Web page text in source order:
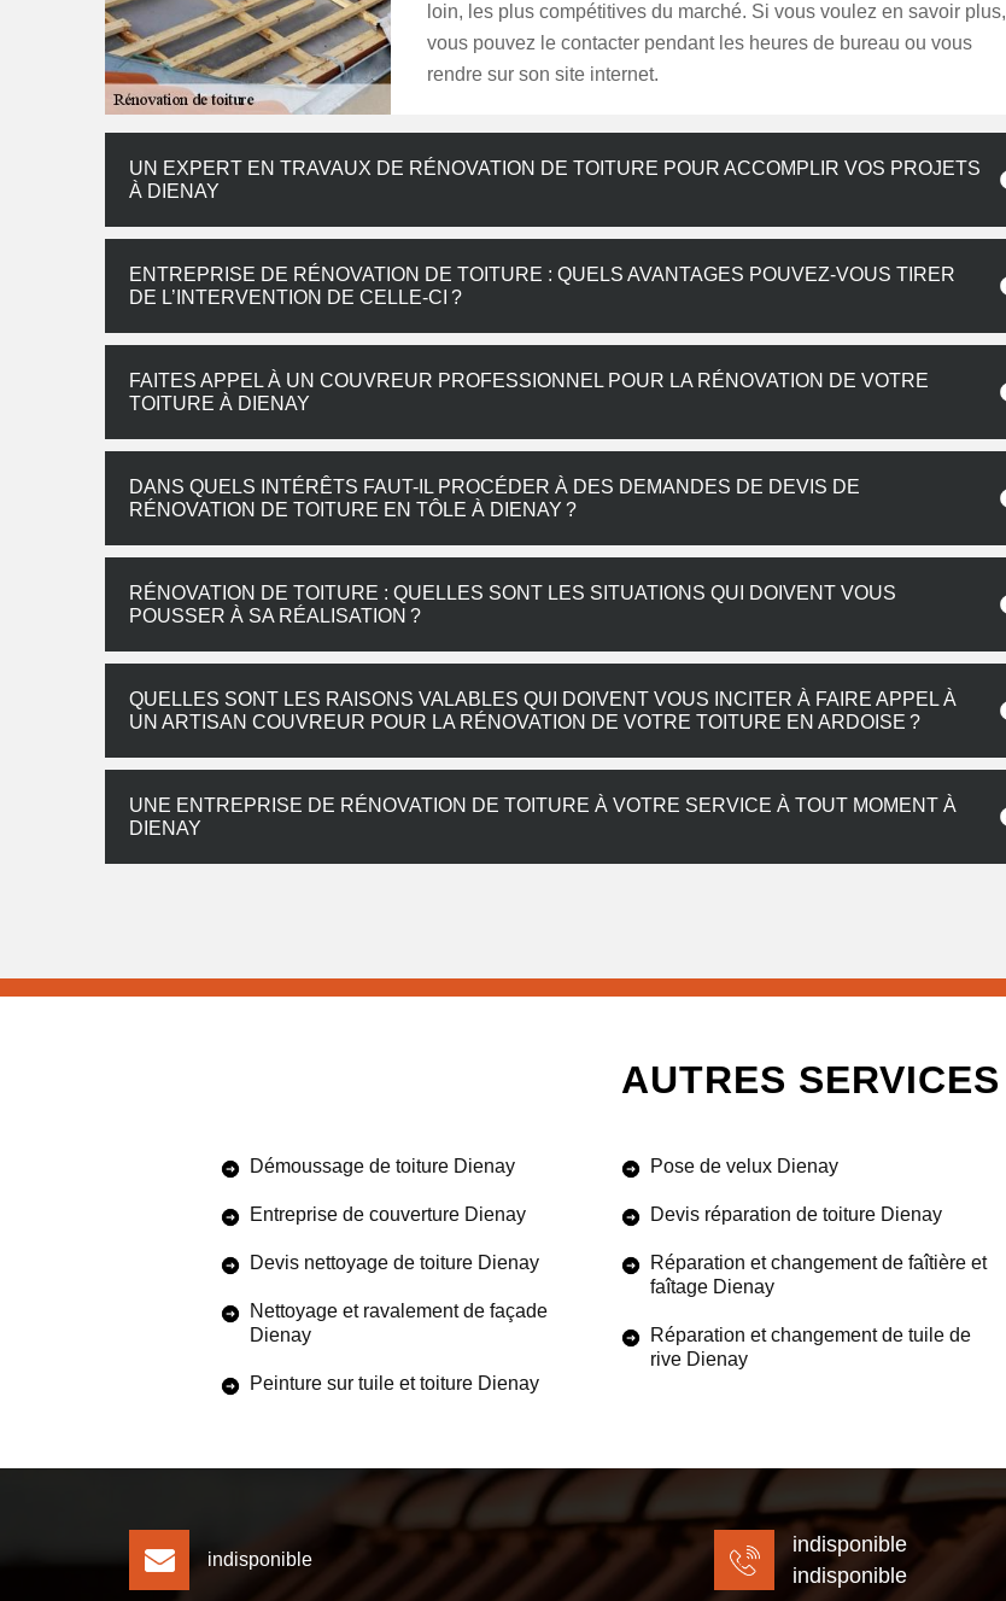
loin, les plus compétitives du marché. Si vous voulez en savoir plus,
vous pouvez le contacter pendant les heures de bureau ou vous
rendre sur son site internet.
UN EXPERT EN TRAVAUX DE RÉNOVATION DE TOITURE POUR ACCOMPLIR VOS PROJETS
À DIENAY
ENTREPRISE DE RÉNOVATION DE TOITURE : QUELS AVANTAGES POUVEZ-VOUS TIRER
DE L’INTERVENTION DE CELLE-CI ?
FAITES APPEL À UN COUVREUR PROFESSIONNEL POUR LA RÉNOVATION DE VOTRE
TOITURE À DIENAY
DANS QUELS INTÉRÊTS FAUT-IL PROCÉDER À DES DEMANDES DE DEVIS DE
RÉNOVATION DE TOITURE EN TÔLE À DIENAY ?
RÉNOVATION DE TOITURE : QUELLES SONT LES SITUATIONS QUI DOIVENT VOUS
POUSSER À SA RÉALISATION ?
QUELLES SONT LES RAISONS VALABLES QUI DOIVENT VOUS INCITER À FAIRE APPEL À
UN ARTISAN COUVREUR POUR LA RÉNOVATION DE VOTRE TOITURE EN ARDOISE ?
UNE ENTREPRISE DE RÉNOVATION DE TOITURE À VOTRE SERVICE À TOUT MOMENT À
DIENAY
AUTRES SERVICES
Démoussage de toiture Dienay
Entreprise de couverture Dienay
Devis nettoyage de toiture Dienay
Nettoyage et ravalement de façade
Dienay
Peinture sur tuile et toiture Dienay
Pose de velux Dienay
Devis réparation de toiture Dienay
Réparation et changement de faîtière et
faîtage Dienay
Réparation et changement de tuile de
rive Dienay
indisponible
indisponible
indisponible